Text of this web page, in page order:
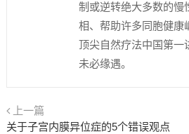
制或逆转绝大多数的慢
相、帮助许多同胞健康
顶尖自然疗法中国第一
未必缘遇。
上一篇
关于子宫内膜异位症的5个错误观点